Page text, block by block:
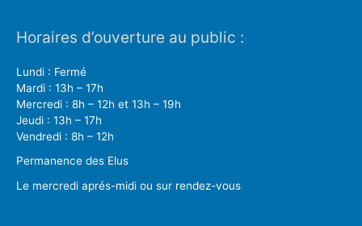
Horaires d’ouverture au public :
Lundi : Fermé
Mardi : 13h – 17h
Mercredi : 8h – 12h et 13h – 19h
Jeudi : 13h – 17h
Vendredi : 8h – 12h
Permanence des Elus
Le mercredi aprés-midi ou sur rendez-vous